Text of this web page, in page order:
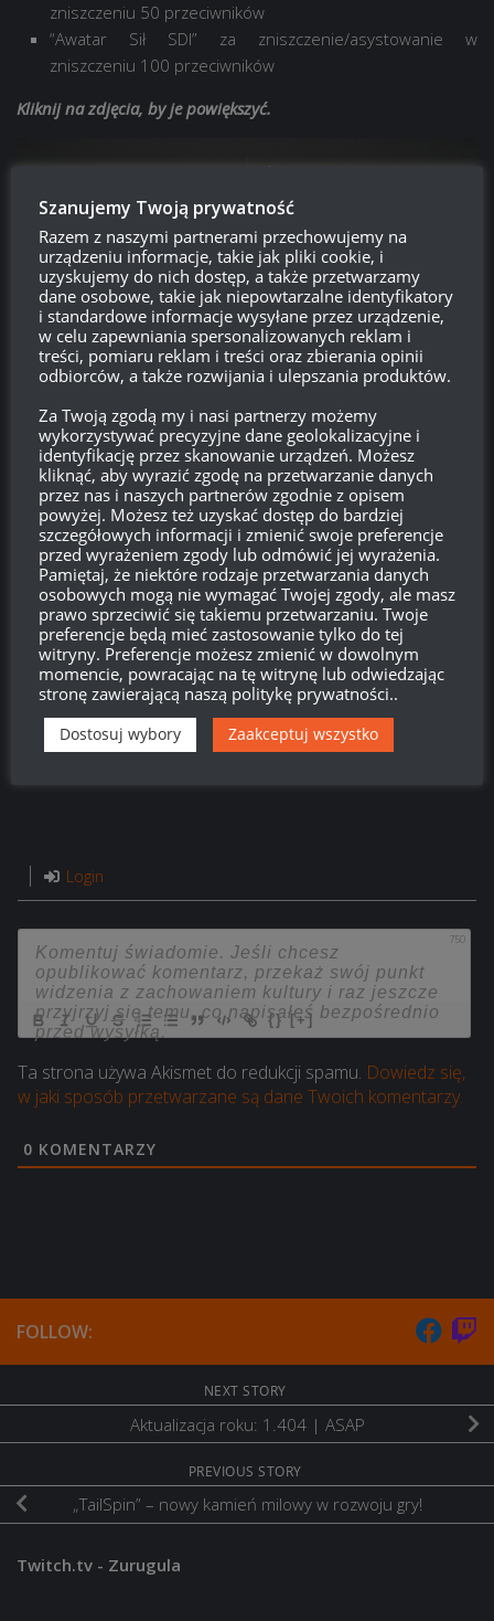
zniszczeniu 50 przeciwników
“Awatar Sił SDI” za zniszczenie/asystowanie w
zniszczeniu 100 przeciwników
Kliknij na zdjęcia, by je powiększyć.
Raven
Nie ma złych statków, nie ma złych wiatrów, są tylko
kiepscy kapitanowie. A więc - Na Stanowiska!
Login
750
{} [+]
Ta strona używa Akismet do redukcji spamu. Dowiedz się,
w jaki sposób przetwarzane są dane Twoich komentarzy.
0 KOMENTARZY
FOLLOW:
NEXT STORY
Aktualizacja roku: 1.404 | ASAP
PREVIOUS STORY
„TailSpin” – nowy kamień milowy w rozwoju gry!
Twitch.tv - Zurugula
Szanujemy Twoją prywatność
Razem z naszymi partnerami przechowujemy na
urządzeniu informacje, takie jak pliki cookie, i
uzyskujemy do nich dostęp, a także przetwarzamy
dane osobowe, takie jak niepowtarzalne identyfikatory
i standardowe informacje wysyłane przez urządzenie,
w celu zapewniania spersonalizowanych reklam i
treści, pomiaru reklam i treści oraz zbierania opinii
odbiorców, a także rozwijania i ulepszania produktów.
Za Twoją zgodą my i nasi partnerzy możemy
wykorzystywać precyzyjne dane geolokalizacyjne i
identyfikację przez skanowanie urządzeń. Możesz
kliknąć, aby wyrazić zgodę na przetwarzanie danych
przez nas i naszych partnerów zgodnie z opisem
powyżej. Możesz też uzyskać dostęp do bardziej
szczegółowych informacji i zmienić swoje preferencje
przed wyrażeniem zgody lub odmówić jej wyrażenia.
Pamiętaj, że niektóre rodzaje przetwarzania danych
osobowych mogą nie wymagać Twojej zgody, ale masz
prawo sprzeciwić się takiemu przetwarzaniu. Twoje
preferencje będą mieć zastosowanie tylko do tej
witryny. Preferencje możesz zmienić w dowolnym
momencie, powracając na tę witrynę lub odwiedzając
stronę zawierającą naszą politykę prywatności..
Dostosuj wybory Zaakceptuj wszystko